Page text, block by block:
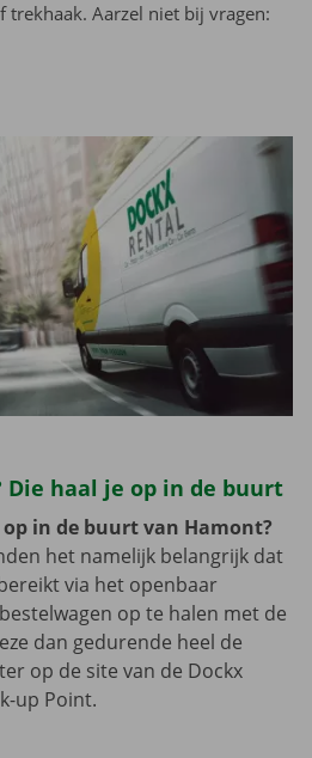
Aarzel niet bij vragen:
Die haal je op in de buurt
in de buurt van Hamont?
het namelijk belangrijk dat
via het openbaar
op te halen met de
dan gedurende heel de
op de site van de Dockx
up Point.